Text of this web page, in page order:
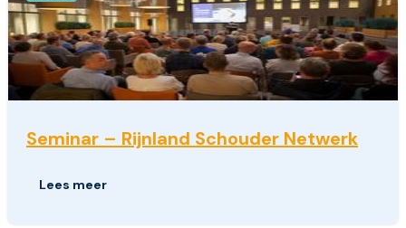
Seminar – Rijnland Schouder Netwerk
Lees meer